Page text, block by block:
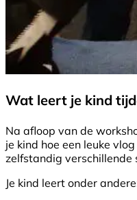
Wat leert je kind
Na afloop van de
je kind hoe een leuke
zelfstandig verschillende
Je kind leert onder